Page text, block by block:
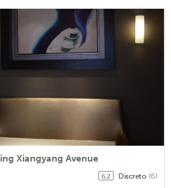
Xiangyang Avenue
6,2 Discreto (6)